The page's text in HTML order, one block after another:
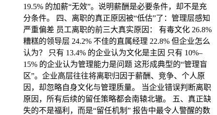
19.5% 的加薪“无效”。说明薪酬是必要条件，却不是充
分条件。 四、离职的真正原因被“低估”了：管理层感知
严重偏差 员工离职的前三大真实原因： 有毒文化 26.8%
糟糕的领导层 24.2% 不佳的直属经理 22.8% 但企业怎么
认为？ 只有 13.4% 的企业认为文化是主因 只有 10%–
15% 的企业认为管理能力是问题 这形成典型的“管理盲
区”。企业高层往往将离职归因于薪酬、竞争、个人原
因，却忽略自身文化与管理质量。 当企业错误判断离职
原因，所有后续的留任策略都会南辕北辙。 五、真正缺
失的不是福利，而是“留任机制” 报告中最令人警醒的数